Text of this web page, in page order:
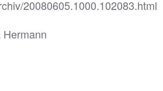
20080605.1000.102083.html